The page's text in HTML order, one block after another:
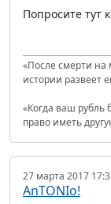
Попросите тут
«После смерти на
истории развеет
«Когда ваш рубль
право иметь
27 марта 2017
AnTONIo!